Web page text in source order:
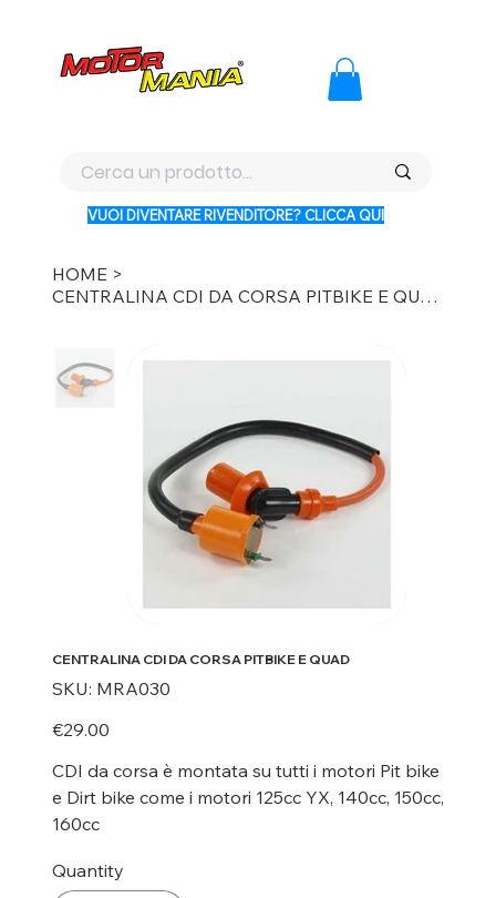
VUOI DIVENTARE RIVENDITORE? CLICCA QUI
HOME >
CENTRALINA CDI DA CORSA PITBIKE E QUAD
CENTRALINA CDI DA CORSA PITBIKE E QUAD
SKU: SKU
MRA030
MRA030
Price
€29.00
CDI da corsa è montata su tutti i motori Pit bike
e Dirt bike come i motori 125cc YX, 140cc, 150cc,
160cc
Quantity